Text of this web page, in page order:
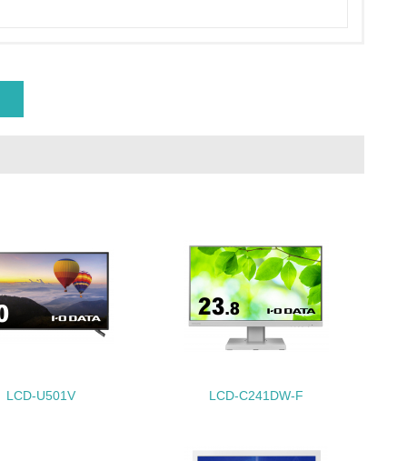
っている
植林、天然林保護、間伐＞、認証品の
LCD-U501V LCD-C241DW-F